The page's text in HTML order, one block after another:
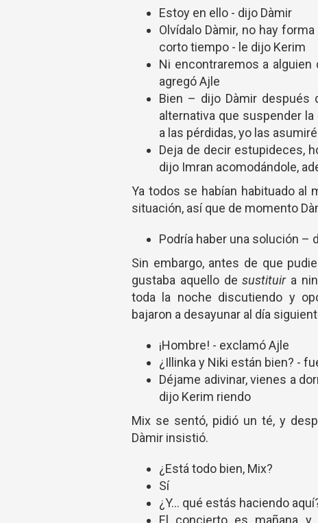
Estoy en ello - dijo Dàmir
Olvídalo Dàmir, no hay
corto tiempo - le dijo Kerim
Ni encontraremos a
agregó Ajle
Bien – dijo Dàmir después
alternativa que suspender
a las pérdidas, yo las
Deja de decir estupideces,
dijo Imran acomodándole,
Ya todos se habían habituado al
situación, así que de momento
Podría haber una solución –
Sin embargo, antes de que
gustaba aquello desustituira
toda la noche discutiendo y
bajaron a desayunar al día
¡Hombre! - exclamó Ajle
¿Illinka y Niki están bien? -
Déjame adivinar, vienes a
dijo Kerim riendo
Mix se sentó, pidió un té, y
Dàmir insistió.
¿Está todo bien, Mix?
Sí
¿Y… qué estás haciendo
El concierto es mañana y